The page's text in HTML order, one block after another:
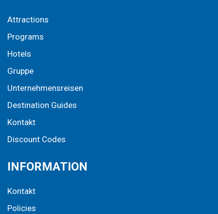
Attractions
Programs
Hotels
Gruppe
Unternehmensreisen
Destination Guides
Kontakt
Discount Codes
INFORMATION
Kontakt
Policies